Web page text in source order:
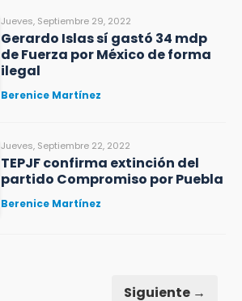
Jueves, Septiembre 29, 2022
Gerardo Islas sí gastó 34 mdp
de Fuerza por México de forma
ilegal
Berenice Martínez
Jueves, Septiembre 22, 2022
TEPJF confirma extinción del
partido Compromiso por Puebla
Berenice Martínez
Siguiente →